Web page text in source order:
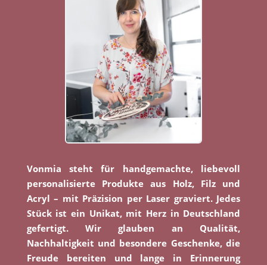
Vonmia steht für handgemachte, liebevoll
personalisierte Produkte aus Holz, Filz und
Acryl – mit Präzision per Laser graviert. Jedes
Stück ist ein Unikat, mit Herz in Deutschland
gefertigt. Wir glauben an Qualität,
Nachhaltigkeit und besondere Geschenke, die
Freude bereiten und lange in Erinnerung